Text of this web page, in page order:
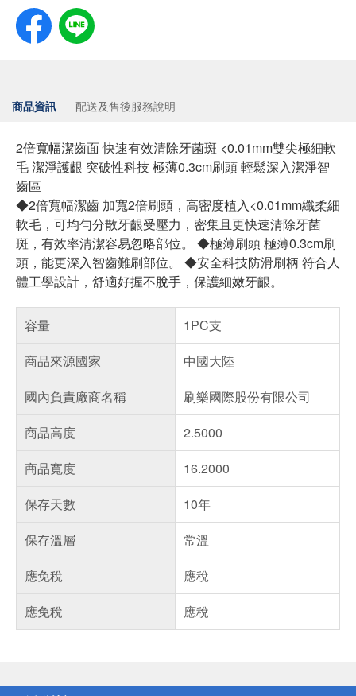
商品資訊 配送及售後服務說明
2倍寬幅潔齒面 快速有效清除牙菌斑 <0.01mm雙尖極細軟
毛 潔淨護齦 突破性科技 極薄0.3cm刷頭 輕鬆深入潔淨智
齒區
◆2倍寬幅潔齒 加寬2倍刷頭，高密度植入<0.01mm纖柔細
軟毛，可均勻分散牙齦受壓力，密集且更快速清除牙菌
斑，有效率清潔容易忽略部位。 ◆極薄刷頭 極薄0.3cm刷
頭，能更深入智齒難刷部位。 ◆安全科技防滑刷柄 符合人
體工學設計，舒適好握不脫手，保護細嫩牙齦。
容量
1PC支
商品來源國家
中國大陸
國內負責廠商名稱
刷樂國際股份有限公司
商品高度
2.5000
商品寬度
16.2000
保存天數
10年
保存溫層
常溫
應免稅
應稅
應免稅
應稅
詐騙網頁！請小心！
偏遠地區配送